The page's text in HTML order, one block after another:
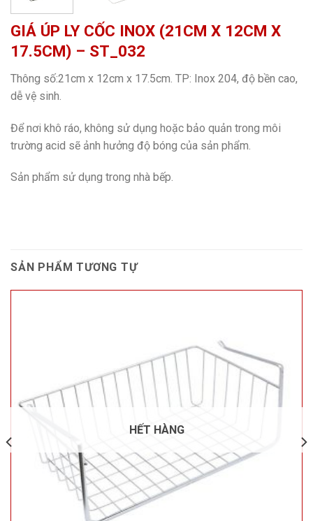
GIÁ ÚP LY CỐC INOX (21CM X 12CM X
17.5CM) – ST_032
Thông số:21cm x 12cm x 17.5cm. TP: Inox 204, độ bền cao,
dễ vệ sinh.
Để nơi khô ráo, không sử dụng hoặc bảo quản trong môi
trường acid sẽ ảnh hưởng độ bóng của sản phẩm.
Sản phẩm sử dụng trong nhà bếp.
SẢN PHẨM TƯƠNG TỰ
HẾT HÀNG